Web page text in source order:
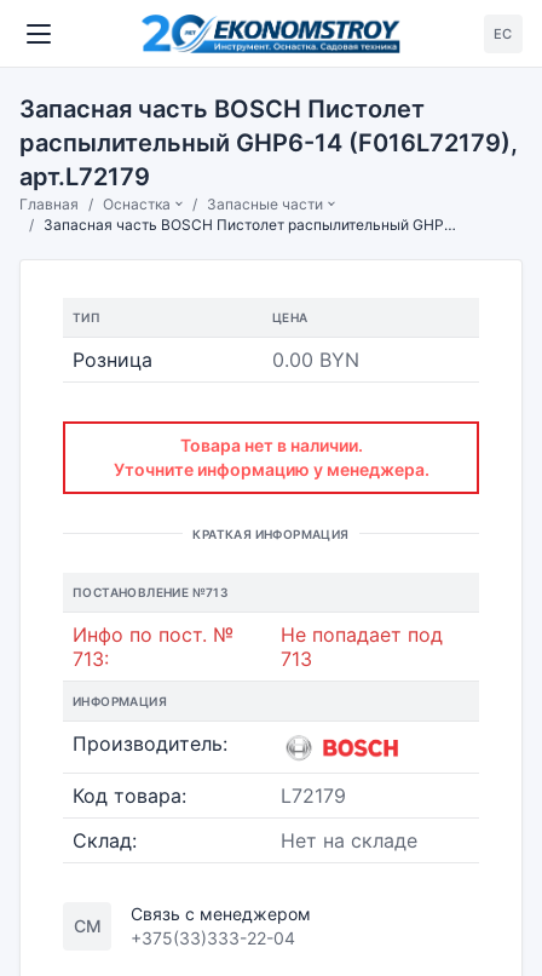
ЕС
Запасная часть BOSCH Пистолет
распылительный GHP6-14 (F016L72179),
арт.L72179
Главная Оснастка
Запасные части
Запасная часть BOSCH Пистолет распылительный GHP6-14 (F016L72179), арт.L72179
ТИП ЦЕНА
Розница 0.00 BYN
Товара нет в наличии.
Уточните информацию у менеджера.
КРАТКАЯ ИНФОРМАЦИЯ
ПОСТАНОВЛЕНИЕ №713
Инфо по пост. №
713:
Не попадает под
713
ИНФОРМАЦИЯ
Производитель:
Код товара:
L72179
Склад:
Нет на складе
СМ
Связь с менеджером
+375(33)333-22-04